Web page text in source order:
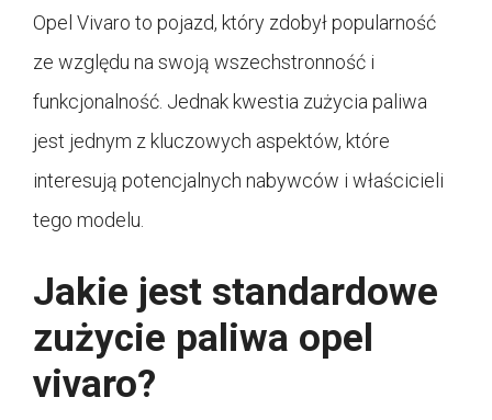
Opel Vivaro to pojazd, który zdobył popularność
ze względu na swoją wszechstronność i
funkcjonalność. Jednak kwestia zużycia paliwa
jest jednym z kluczowych aspektów, które
interesują potencjalnych nabywców i właścicieli
tego modelu.
Jakie jest standardowe
zużycie paliwa opel
vivaro?